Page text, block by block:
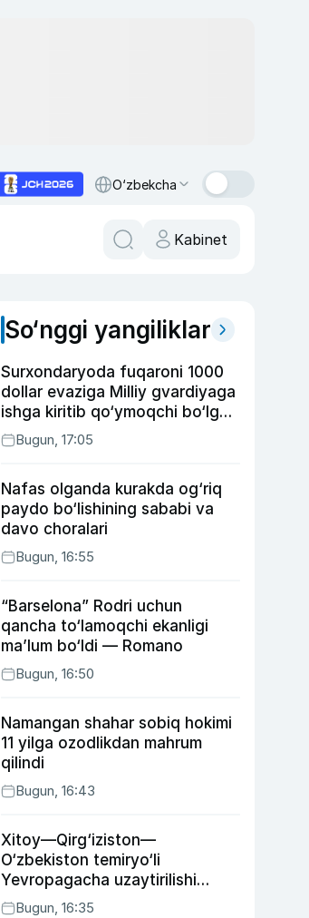
O‘zbekcha
Kabinet
So‘nggi yangiliklar
Surxondaryoda fuqaroni 1000
dollar evaziga Milliy gvardiyaga
ishga kiritib qo‘ymoqchi bo‘lgan
shaxs ushlandi
Bugun, 17:05
Nafas olganda kurakda og‘riq
paydo bo‘lishining sababi va
davo choralari
Bugun, 16:55
“Barselona” Rodri uchun
qancha to‘lamoqchi ekanligi
ma’lum bo‘ldi — Romano
Bugun, 16:50
Namangan shahar sobiq hokimi
11 yilga ozodlikdan mahrum
qilindi
Bugun, 16:43
Xitoy—Qirg‘iziston—
O‘zbekiston temiryo‘li
Yevropagacha uzaytirilishi
mumkin
Bugun, 16:35